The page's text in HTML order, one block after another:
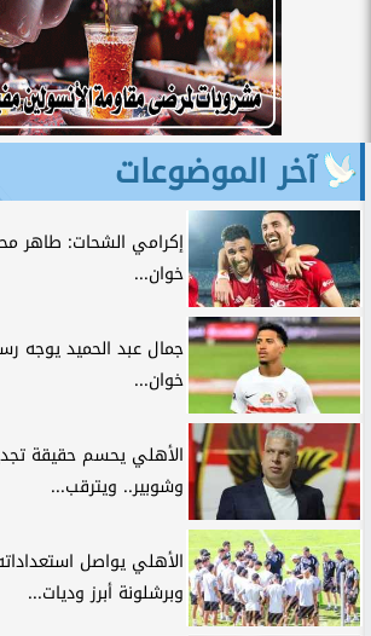
آخر الموضوعات
إكرامي الشحات: طاهر
خوان...
جمال عبد الحميد يوجه
خوان...
الأهلي يحسم حقيقة
وشوبير.. ويترقب...
الأهلي يواصل
وبرشلونة أبرز وديات...